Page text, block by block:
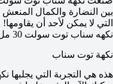
بين النضارة والكمال المنعش
التي لا يمكن لأحد أن يقاومها!
نكهه سناب توت سولت 30 مل
نكهة توت سناب
هذه هي التجربة التي يجلبها